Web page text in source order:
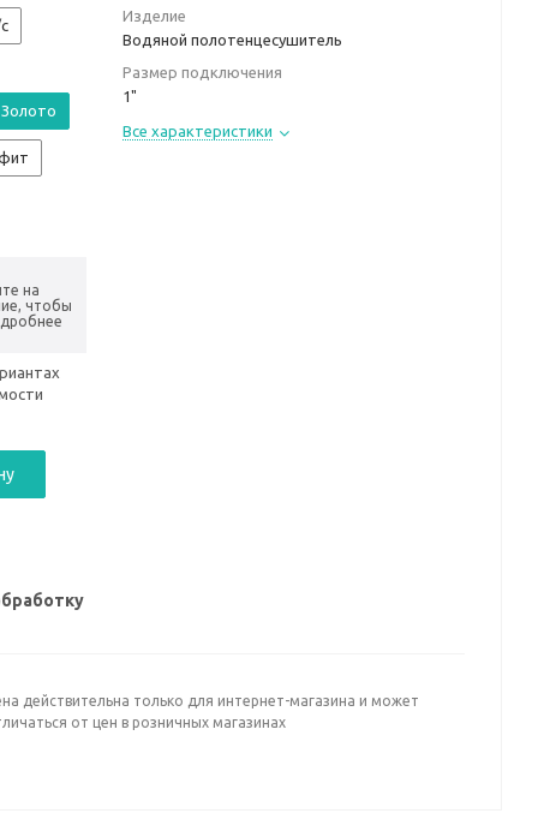
Золото
на
чтобы
Изделие
Водяной полотенцесушитель
Размер подключения
1"
Все характеристики
действительна только для интернет-магазина и может
от цен в розничных магазинах